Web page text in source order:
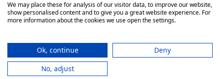
© 2026 BIBUS, all rights reserved
powered by polynorm
Condizioni generali di vendita
We may place these for analysis of our visitor data, to improve our website,
show personalised content and to give you a great website experience. For
more information about the cookies we use open the settings.
Ok, continue
Deny
No, adjust